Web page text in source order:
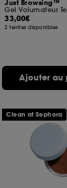
Just Browsing™
Gel Volumateur
33,00€
2 teintes disponibles
Ajouter au
Clean at Sephora